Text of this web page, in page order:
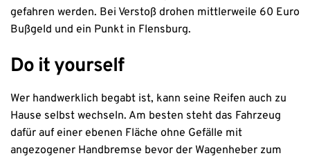
gefahren werden. Bei Verstoß drohen mittlerweile 60 Euro
Bußgeld und ein Punkt in Flensburg.
Do it yourself
Wer handwerklich begabt ist, kann seine Reifen auch zu
Hause selbst wechseln. Am besten steht das Fahrzeug
dafür auf einer ebenen Fläche ohne Gefälle mit
angezogener Handbremse bevor der Wagenheber zum